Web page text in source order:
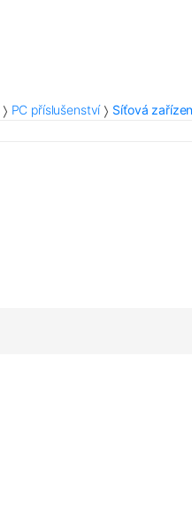
PC příslušenství
Síťová